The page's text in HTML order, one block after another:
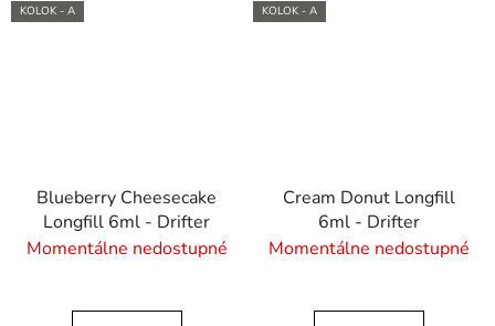
KOLOK - A
Blueberry Cheesecake
Longfill 6ml - Drifter
Momentálne nedostupné
KOLOK - A
Cream Donut Longfill
6ml - Drifter
Momentálne nedostupné